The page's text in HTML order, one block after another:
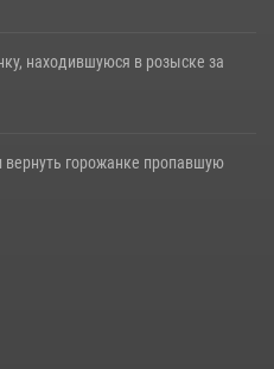
находившуюся в розыске за
вернуть горожанке пропавшую